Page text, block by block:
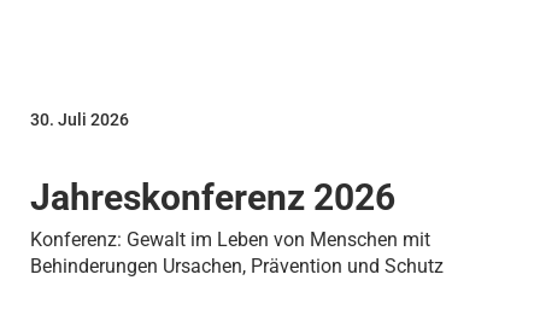
Jahreskonferenz 2026
30. Juli 2026
Konferenz: Gewalt im Leben von Menschen mit
Behinderungen Ursachen, Prävention und Schutz